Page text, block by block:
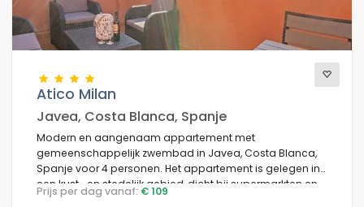
Atico Milan
Javea, Costa Blanca, Spanje
Modern en aangenaam appartement met
gemeenschappelijk zwembad in Javea, Costa Blanca,
Spanje voor 4 personen. Het appartement is gelegen in
een kust- en stedelijk gebied, dicht bij supermarkten en
op 1 km van Muntanyar strand.
Prijs per dag vanaf: € 109